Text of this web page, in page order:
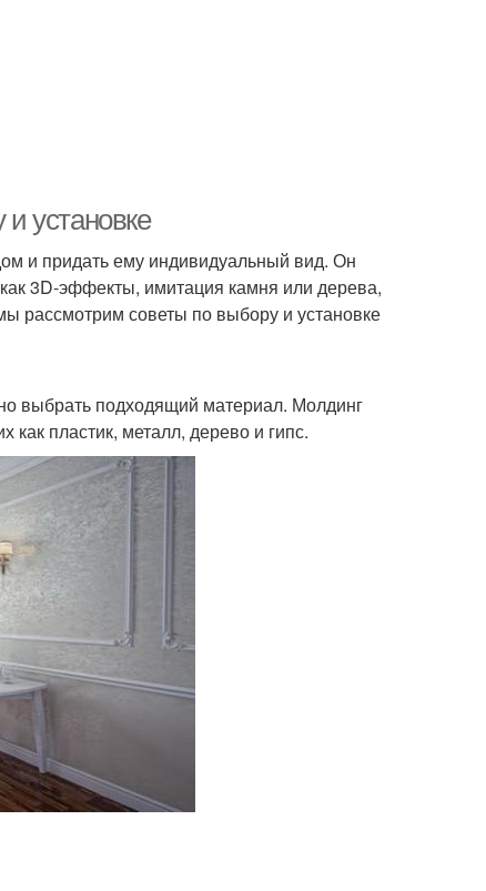
установке
и придать ему индивидуальный вид. Он
3D-эффекты, имитация камня или дерева,
рассмотрим советы по выбору и установке
выбрать подходящий материал. Молдинг
как пластик, металл, дерево и гипс.